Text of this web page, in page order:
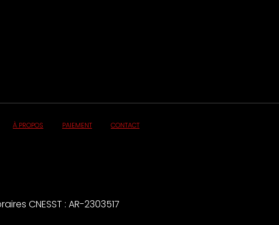
À PROPOS PAIEMENT CONTACT
CNESST : AR-2303517